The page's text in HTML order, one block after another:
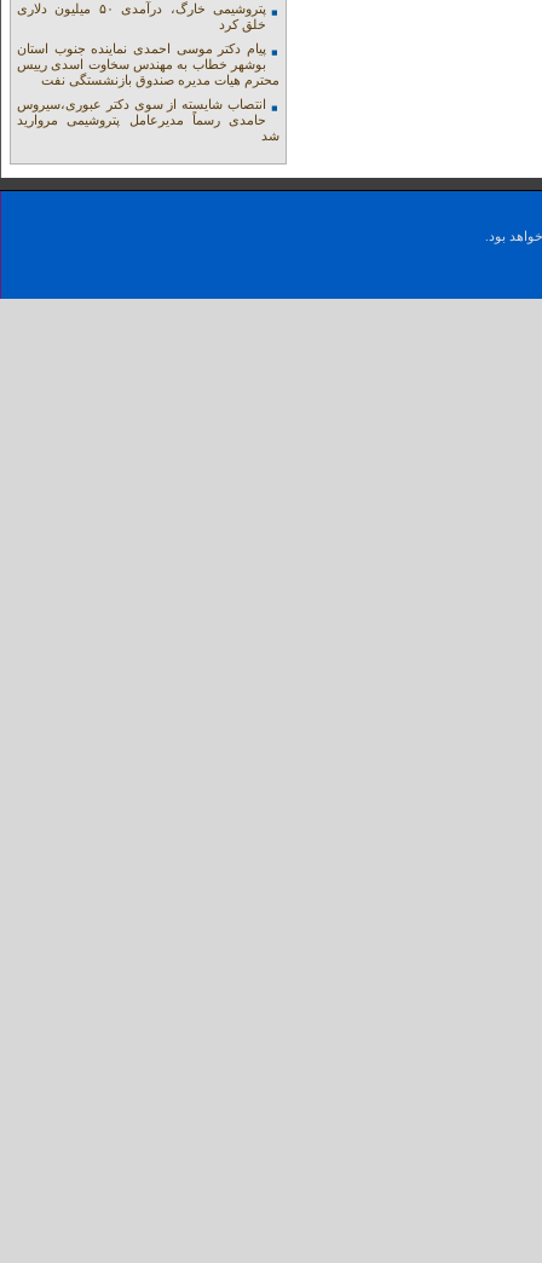
پتروشیمی خارگ، درآمدی ۵۰ میلیون دلاری
خلق کرد
پیام دکتر موسی احمدی نماینده جنوب استان
بوشهر خطاب به مهندس سخاوت اسدی رییس
محترم هیات مدیره صندوق بازنشستگی نفت
انتصاب شایسته از سوی دکتر عبوری،سیروس
حامدی رسماً مدیرعامل پتروشیمی مروارید
شد
بود.